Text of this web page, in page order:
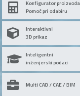
Konfigurator proizvoda
Pomoć pri odabiru
Interaktivni
3D prikaz
Inteligentni
inženjerski podaci
Multi CAD / CAE / BIM